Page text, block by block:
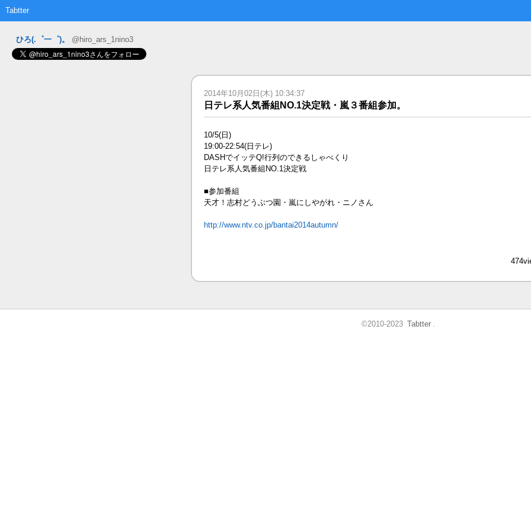
Tabtter
ひろ(.゜一゜)。 @hiro_ars_1nino3
2014年10月02日(木) 10:34:37
日テレ系人気番組NO.1決定戦・嵐３番組参加。
10/5(日)
19:00-22:54(日テレ)
DASHでイッテQ!行列のできるしゃべくり
日テレ系人気番組NO.1決定戦
■参加番組
天才！志村どうぶつ園・嵐にしやがれ・ニノさん
http://www.ntv.co.jp/bantai2014autumn/
©2010-2023 Tabtter .